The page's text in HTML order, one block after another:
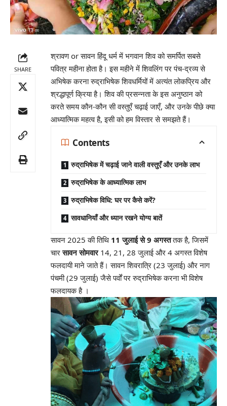
SHARE
श्रावण or सावन हिंदू धर्म में भगवान शिव को समर्पित सबसे
पवित्र महीना होता है। इस महीने में शिवलिंग पर पंच-द्रव्य से
अभिषेक करना रुद्राभिषेक शिवधर्मियों में अत्यंत लोकप्रिय और
श्रद्धापूर्ण क्रिया है। शिव की प्रसन्नता के इस अनुष्ठान को
करते समय कौन-कौन सी वस्तुएँ चढ़ाई जाएँ, और उनके पीछे क्या
आध्यात्मिक महत्व है, इसी को हम विस्तार से समझते हैं।
Contents
रुद्राभिषेक में चढ़ाई जाने वाली वस्तुएँ और उनके लाभ
रुद्राभिषेक के आध्यात्मिक लाभ
रुद्राभिषेक विधि: घर पर कैसे करें?
सावधानियाँ और ध्यान रखने योग्य बातें
सावन 2025 की तिथि 11 जुलाई से 9 अगस्ततक है, जिसमें
चारसावन सोमवार 14, 21, 28 जुलाई और 4 अगस्त विशेष
फलदायी माने जाते हैं। सावन शिवरात्रि (23 जुलाई) और नाग
पंचमी (29 जुलाई) जैसे पर्वों पर रुद्राभिषेक करना भी विशेष
फलदायक है।